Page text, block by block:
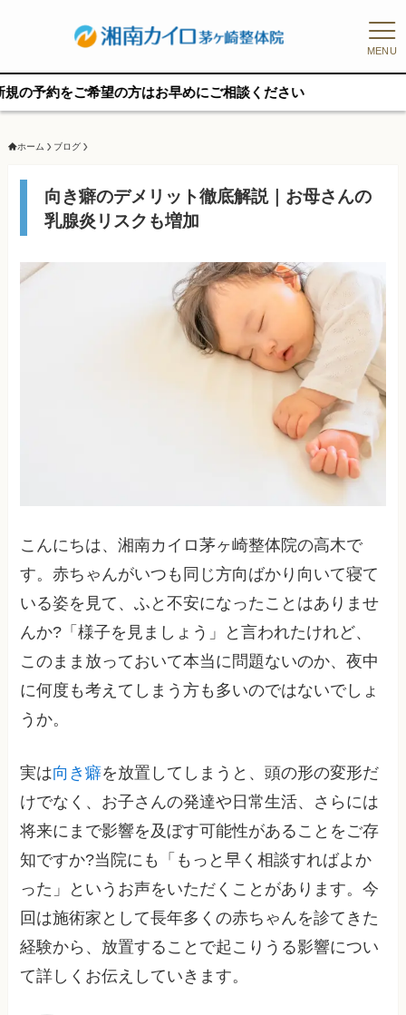
MENU
望の方はお早めにご相談ください
ホーム ブログ
向き癖のデメリット徹底解説｜お母さんの
乳腺炎リスクも増加
こんにちは、湘南カイロ茅ヶ崎整体院の高木で
す。赤ちゃんがいつも同じ方向ばかり向いて寝て
いる姿を見て、ふと不安になったことはありませ
んか?「様子を見ましょう」と言われたけれど、
このまま放っておいて本当に問題ないのか、夜中
に何度も考えてしまう方も多いのではないでしょ
うか。
実は向き癖を放置してしまうと、頭の形の変形だ
けでなく、お子さんの発達や日常生活、さらには
将来にまで影響を及ぼす可能性があることをご存
知ですか?当院にも「もっと早く相談すればよか
った」というお声をいただくことがあります。今
回は施術家として長年多くの赤ちゃんを診てきた
経験から、放置することで起こりうる影響につい
て詳しくお伝えしていきます。